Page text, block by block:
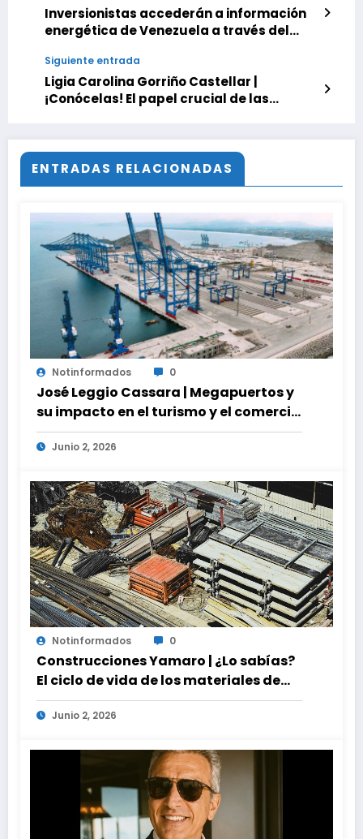
Inversionistas accederán a información
energética de Venezuela a través del
Siguiente entrada
Ligia Carolina Gorriño Castellar |
¡Conócelas! El papel crucial de las
ENTRADAS RELACIONADAS
Notinformados 0
José Leggio Cassara | Megapuertos y
su impacto en el turismo y el comercio
global
Junio 2, 2026
Notinformados 0
Construcciones Yamaro | ¿Lo sabías?
El ciclo de vida de los materiales de
construcción revoluciona eficiencia
en proyectos modernos
Junio 2, 2026